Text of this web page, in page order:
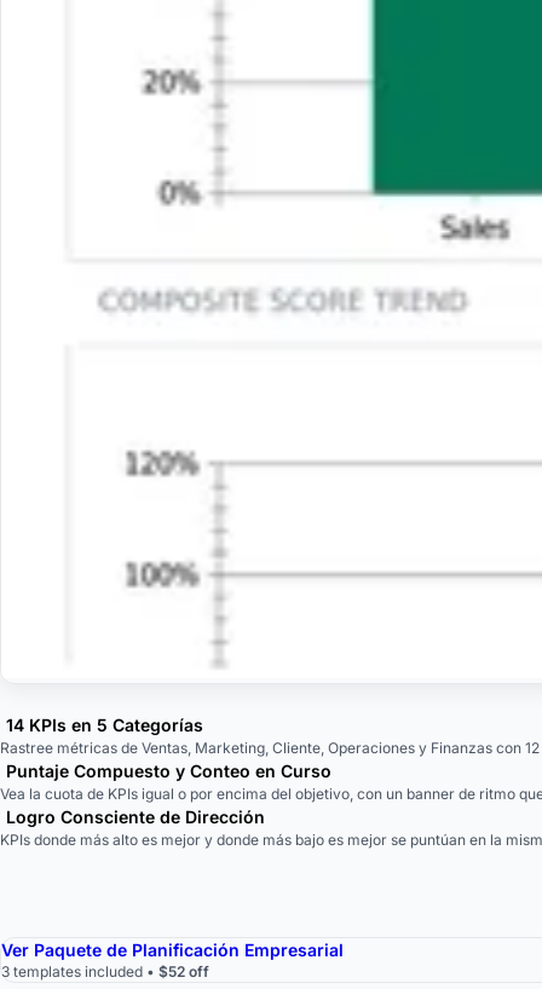
14 KPIs en 5 Categorías
Rastree métricas de Ventas, Marketing, Cliente, Operaciones y Finanzas con
Puntaje Compuesto y Conteo en Curso
Vea la cuota de KPIs igual o por encima del objetivo, con un banner de ritmo
Logro Consciente de Dirección
KPIs donde más alto es mejor y donde más bajo es mejor se puntúan en la
Ver Paquete de Planificación Empresarial
3 templates included • $52 off